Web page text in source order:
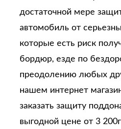
достаточной мере
автомобиль от
которые есть риск
бордюр, езде по
преодолению любых
нашем интернет
заказать защиту
выгодной цене от 3